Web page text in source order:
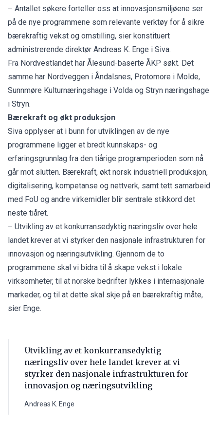
– Antallet søkere forteller oss at innovasjonsmiljøene ser
på de nye programmene som relevante verktøy for å sikre
bærekraftig vekst og omstilling, sier konstituert
administrerende direktør Andreas K. Enge i Siva.
Fra Nordvestlandet har Ålesund-baserte ÅKP søkt. Det
samme har Nordveggen i Åndalsnes, Protomore i Molde,
Sunnmøre Kulturnæringshage i Volda og Stryn næringshage
i Stryn.
Bærekraft og økt produksjon
Siva opplyser at i bunn for utviklingen av de nye
programmene ligger et bredt kunnskaps- og
erfaringsgrunnlag fra den tiårige programperioden som nå
går mot slutten. Bærekraft, økt norsk industriell produksjon,
digitalisering, kompetanse og nettverk, samt tett samarbeid
med FoU og andre virkemidler blir sentrale stikkord det
neste tiåret.
– Utvikling av et konkurransedyktig næringsliv over hele
landet krever at vi styrker den nasjonale infrastrukturen for
innovasjon og næringsutvikling. Gjennom de to
programmene skal vi bidra til å skape vekst i lokale
virksomheter, til at norske bedrifter lykkes i internasjonale
markeder, og til at dette skal skje på en bærekraftig måte,
sier Enge.
Utvikling av et konkurransedyktig
næringsliv over hele landet krever at vi
styrker den nasjonale infrastrukturen for
innovasjon og næringsutvikling
Andreas K. Enge